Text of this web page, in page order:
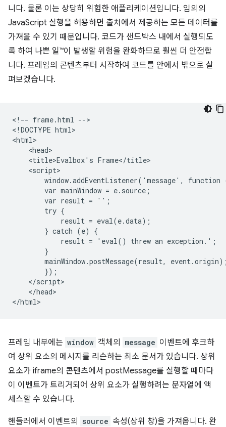
니다. 물론 이는 상당히 위험한 애플리케이션입니다. 임의의
JavaScript 실행을 허용하면 출처에서 제공하는 모든 데이터를
가져올 수 있기 때문입니다. 코드가 샌드박스 내에서 실행되도
록 하여 나쁜 일™이 발생할 위험을 완화하므로 훨씬 더 안전합
니다. 프레임의 콘텐츠부터 시작하여 코드를 안에서 밖으로 살
펴보겠습니다.
<!-- frame.html -->
<!DOCTYPE html>
<html>
    <head>
    <title>Evalbox's Frame</title>
    <script>
window.addEventListener('message', function
        var mainWindow = e.source;
        var result = '';
        try {
            result = eval(e.data);
        } catch (e) {
            result = 'eval() threw an exception.';
        }
mainWindow.postMessage(result,
        });
    </script>
    </head>
프레임 내부에는 window 객체의 message 이벤트에 후크하
여 상위 요소의 메시지를 리슨하는 최소 문서가 있습니다. 상위
요소가 iframe의 콘텐츠에서 postMessage를 실행할 때마다
이 이벤트가 트리거되어 상위 요소가 실행하려는 문자열에 액
세스할 수 있습니다.
핸들러에서 이벤트의 source 속성(상위 창)을 가져옵니다. 완